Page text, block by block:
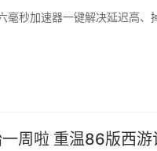
毫秒加速器一键解决延迟高、
周啦 重温86版西游